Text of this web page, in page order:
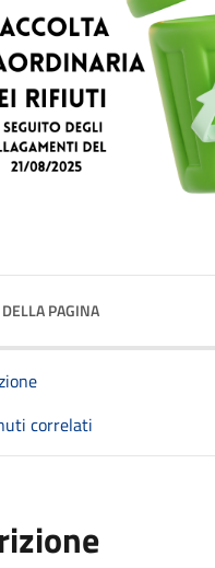
PAGINA
correlati